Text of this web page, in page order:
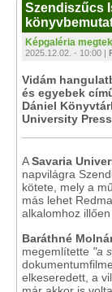
Szendiszűcs
Képgaléria
2025.12.02. - 10:00 |
Vidám
és egyebek
Dániel
University
ASavaria
napvilágra
kötete, mely a
más lehet
alkalomhoz
Baráthné
megemlítette "a
elkeseredett, a